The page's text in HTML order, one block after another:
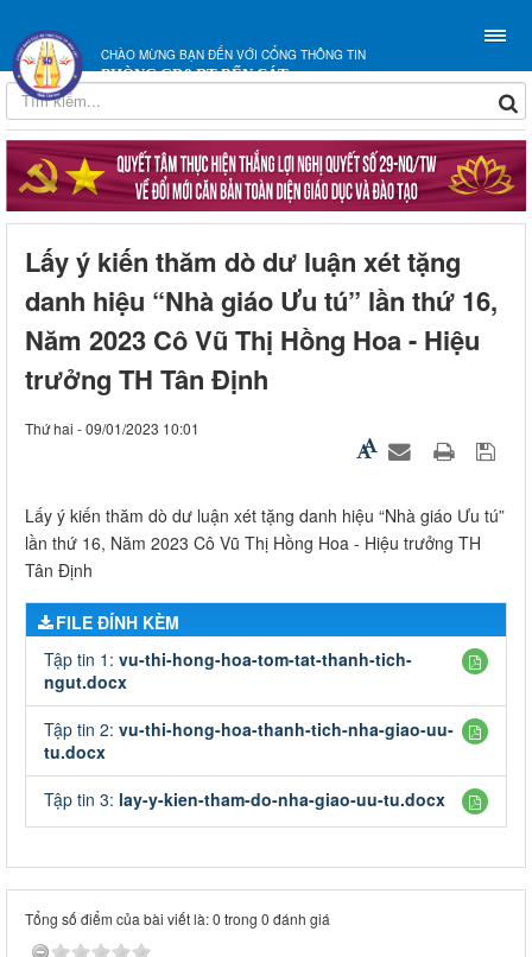
CHÀO MỪNG BẠN ĐẾN VỚI CỔNG THÔNG TIN
PHÒNG GD&ĐT BẾN CÁT
Lấy ý kiến thăm dò dư luận xét tặng
danh hiệu “Nhà giáo Ưu tú” lần thứ 16,
Năm 2023 Cô Vũ Thị Hồng Hoa - Hiệu
trưởng TH Tân Định
Thứ hai - 09/01/2023 10:01
Lấy ý kiến thăm dò dư luận xét tặng danh hiệu “Nhà giáo Ưu tú”
lần thứ 16, Năm 2023 Cô Vũ Thị Hồng Hoa - Hiệu trưởng TH
Tân Định
FILE ĐÍNH KÈM
Tập tin 1: vu-thi-hong-hoa-tom-tat-thanh-tich-
ngut.docx
Tập tin 2: vu-thi-hong-hoa-thanh-tich-nha-giao-uu-
tu.docx
Tập tin 3: lay-y-kien-tham-do-nha-giao-uu-tu.docx
Tổng số điểm của bài viết là: 0 trong 0 đánh giá